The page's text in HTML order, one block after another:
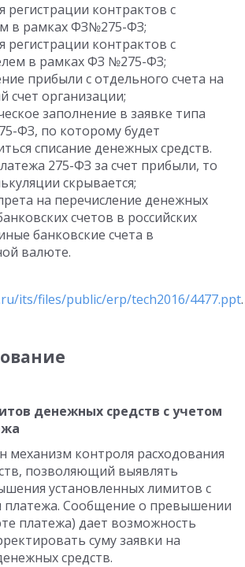
регистрации контрактов с
в рамках ФЗ№275-ФЗ;
регистрации контрактов с
в рамках ФЗ №275-ФЗ;
прибыли с отдельного счета на
счет организации;
заполнение в заявке типа
ФЗ, по которому будет
списание денежных средств.
275-ФЗ за счет прибыли, то
скрывается;
на перечисление денежных
счетов в российских
банковские счета в
валюте.
its/files/public/erp/tech2016/4477.ppt.
денежных средств с учетом
механизм контроля расходования
позволяющий выявлять
установленных лимитов с
Сообщение о превышении
платежа) дает возможность
суму заявки на
средств.